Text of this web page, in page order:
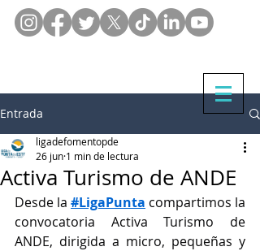
Entrada
Activa Turismo de ANDE
ligadefomentopde
26 jun 1 min de lectura
Desde la #LigaPunta compartimos la
convocatoria Activa Turismo de
ANDE, dirigida a micro, pequeñas y